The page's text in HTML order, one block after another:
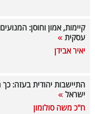
קריירה
ולימודים
מינויים
רייטינג
קיימות, אמון וחוסן:
עסקית
יאיר אבידן
התיישבות יהודית בעזה:
ישראל
ח"כ משה סולומון